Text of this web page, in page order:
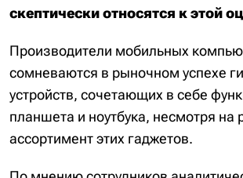
скептически относятся к этой
Производители мобильных
сомневаются в рыночном успехе
устройств, сочетающих в себе
планшета и ноутбука, несмотря на
ассортимент этих гаджетов.